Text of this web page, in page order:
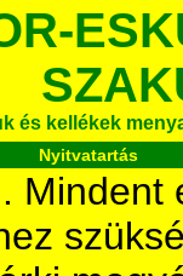
és kellékek
Nyitvatartás